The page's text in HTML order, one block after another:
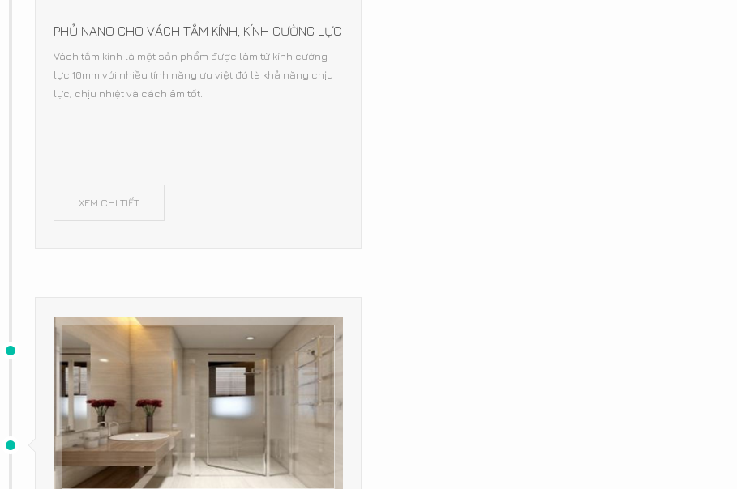
PHỦ NANO CHO VÁCH TẮM KÍNH, KÍNH CƯỜNG LỰC
Vách tắm kính là một sản phẩm được làm từ kính cường
lực 10mm với nhiều tính năng ưu việt đó là khả năng chịu
lực, chịu nhiệt và cách âm tốt.
XEM CHI TIẾT